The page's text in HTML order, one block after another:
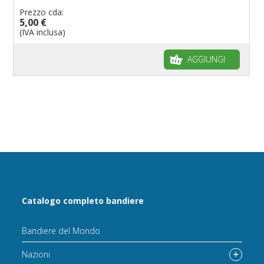
Prezzo cda:
5,00 €
(IVA inclusa)
AGGIUNGI
Catalogo completo bandiere
Bandiere del Mondo
Nazioni